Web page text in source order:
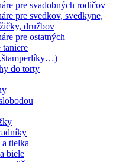
pre svadobných rodičov
pre svedkov, svedkyne,
družbov
pre ostatných
taniere
do torty
a tielka
biele